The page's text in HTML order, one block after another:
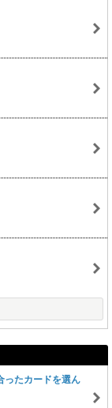
ったカードを選ん